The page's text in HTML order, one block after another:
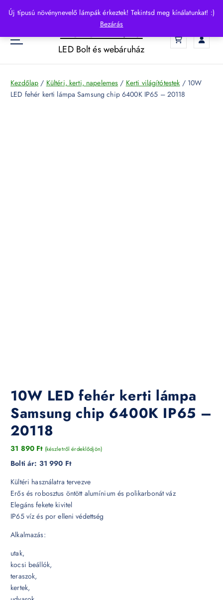
Új típusú növénynevelő lámpák érkeztek! Tekintsd meg kínálatunkat! :)
Bezárás
p
o
HelloLED.hu
LED Bolt és webáruház
Kezdőlap / Kültéri, kerti, napelemes / Kerti világítótestek / 10W
LED fehér kerti lámpa Samsung chip 6400K IP65 – 20118
10W LED fehér kerti lámpa
Samsung chip 6400K IP65 –
20118
31 890 Ft (készletről érdeklődjön)
Bolti ár: 31 990 Ft
Kültéri használatra tervezve
Erős és robosztus öntött alumínium és polikarbonát váz
Elegáns fekete kivitel
IP65 víz és por elleni védettség
Alkalmazás:
utak,
kocsi beállók,
teraszok,
kertek,